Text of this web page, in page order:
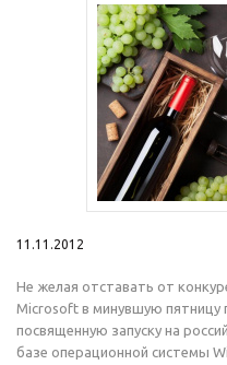
11.11.2012
Не желая отставать от
Microsoft в минувшую пятницу
посвященную запуску на
базе операционной системы